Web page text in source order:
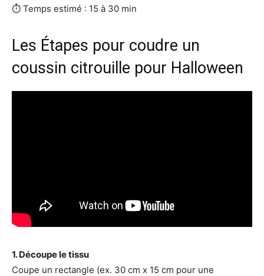
⏱ Temps estimé : 15 à 30 min
Les Étapes pour coudre un
coussin citrouille pour Halloween
1. Découpe le tissu
Coupe un rectangle (ex. 30 cm x 15 cm pour une